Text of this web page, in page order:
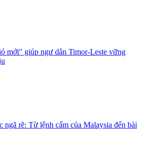
mới" giúp ngư dân Timor-Leste vững
rẽ: Từ lệnh cấm của Malaysia đến bài